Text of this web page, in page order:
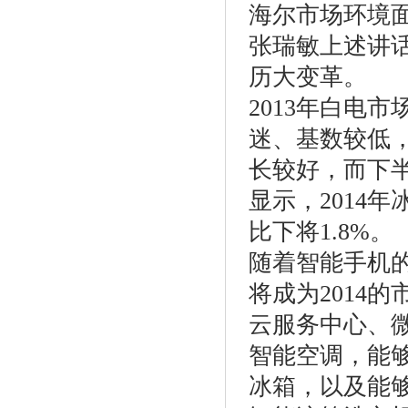
海尔市场环境
张瑞敏上述讲
历大变革。
2013年白电市
迷、基数较低
长较好，而下
显示，2014年
比下将1.8%。
随着智能手机
将成为2014的
云服务中心、
智能空调，能
冰箱，以及能